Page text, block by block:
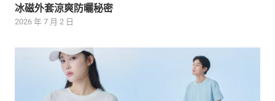
冰磁外套涼爽防曬秘密
2026 年 7 月 2 日